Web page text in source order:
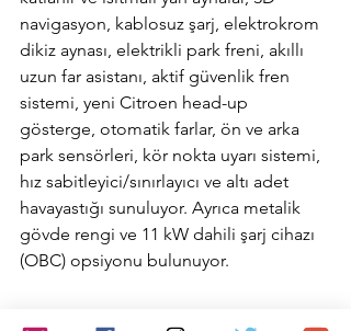
navigasyon, kablosuz şarj, elektrokrom
dikiz aynası, elektrikli park freni, akıllı
uzun far asistanı, aktif güvenlik fren
sistemi, yeni Citroen head-up
gösterge, otomatik farlar, ön ve arka
park sensörleri, kör nokta uyarı sistemi,
hız sabitleyici/sınırlayıcı ve altı adet
havayastığı sunuluyor. Ayrıca metalik
gövde rengi ve 11 kW dahili şarj cihazı
(OBC) opsiyonu bulunuyor.